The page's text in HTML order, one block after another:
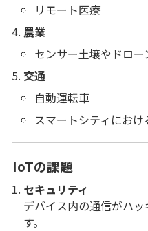
リモート医療
農業
センサー土壌やドロ
交通
自動運転車
スマートシティにお
IoTの課題
セキュリティ
デバイス内の通信がハ
す。